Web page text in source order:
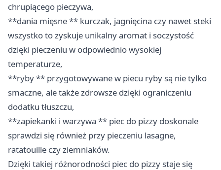
chrupiącego pieczywa,
**dania mięsne ** kurczak, jagnięcina czy nawet steki
wszystko to zyskuje unikalny aromat i soczystość
dzięki pieczeniu w odpowiednio wysokiej
temperaturze,
**ryby ** przygotowywane w piecu ryby są nie tylko
smaczne, ale także zdrowsze dzięki ograniczeniu
dodatku tłuszczu,
**zapiekanki i warzywa ** piec do pizzy doskonale
sprawdzi się również przy pieczeniu lasagne,
ratatouille czy ziemniaków.
Dzięki takiej różnorodności piec do pizzy staje się